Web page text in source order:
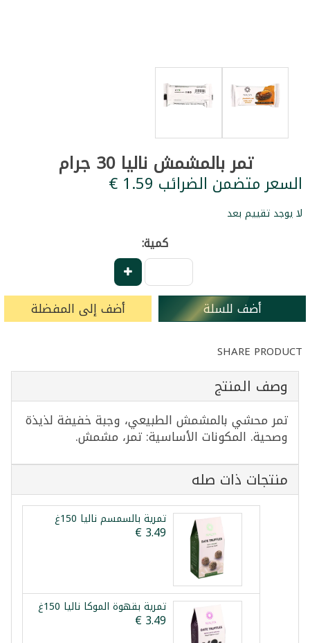
تمر بالمشمش ناليا 30 جرام
السعر متضمن الضرائب ‏1.59 €
لا يوجد تقييم بعد
كمية:
أضف للسلة أضف إلى المفضلة
SHARE PRODUCT
وصف المنتج
تمر محشي بالمشمش الطبيعي، وجبة خفيفة لذيذة
وصحية. المكونات الأساسية: تمر، مشمش.
منتجات ذات صله
تمرية بالسمسم نالیا 150غ
تمرية بقهوة الموكا نالیا 150غ